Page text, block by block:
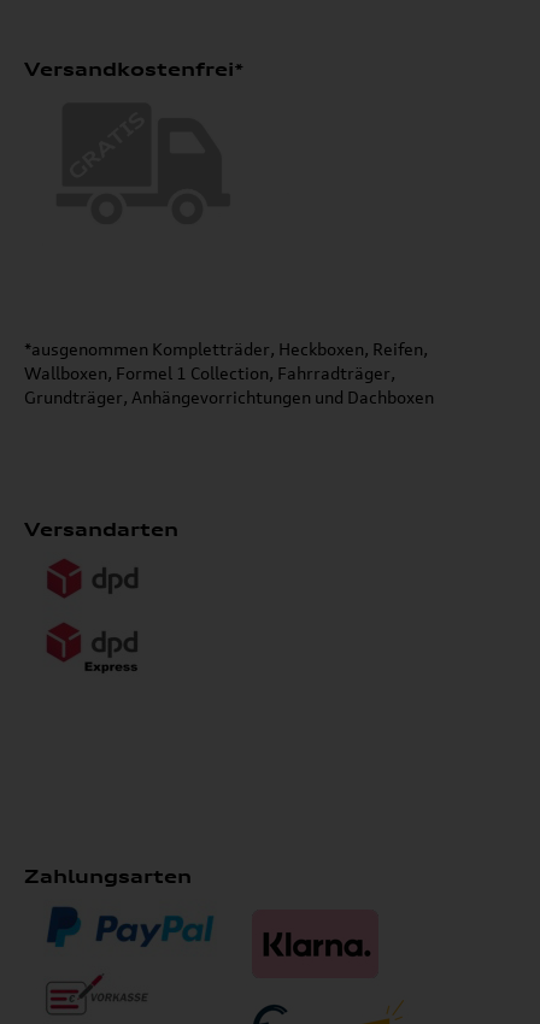
Versandkostenfrei*
*ausgenommen Kompletträder, Heckboxen, Reifen,
Wallboxen, Formel 1 Collection, Fahrradträger,
Grundträger, Anhängevorrichtungen und Dachboxen
Versandarten
Zahlungsarten